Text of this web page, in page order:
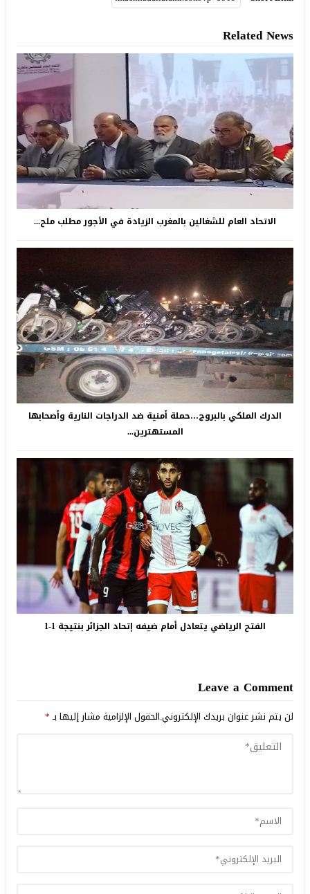
Related News
الاتحاد العام للشغالين بالمغرب الزيادة في الأجور مطلب ملح...
الدرك الملكي بالبروج…حملة أمنية ضد الدراجات النارية وأصحابها
المستهترين...
الفتح الرياضي يتعادل أمام ضيفه إتحاد الجزائر بنتيجة 1-1
Leave a Comment
لن يتم نشر عنوان بريدك الإلكتروني.الحقول الإلزامية مشار إليها بـ*